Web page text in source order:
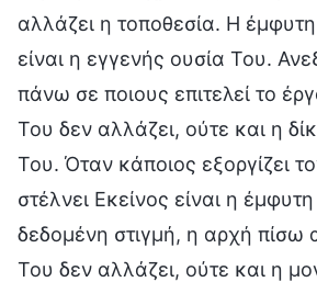
αλλάζει η τοποθεσία. Η
είναι η εγγενής ουσία Του.
πάνω σε ποιους επιτελεί το
Του δεν αλλάζει, ούτε και η
Του. Όταν κάποιος εξοργίζει
στέλνει Εκείνος είναι η
δεδομένη στιγμή, η αρχή πίσω
Του δεν αλλάζει, ούτε και η